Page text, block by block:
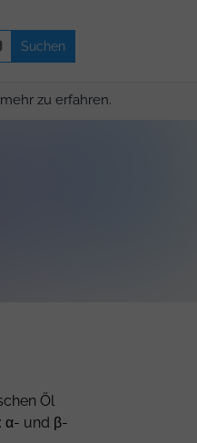
zu erfahren.
Öl
α- und β-